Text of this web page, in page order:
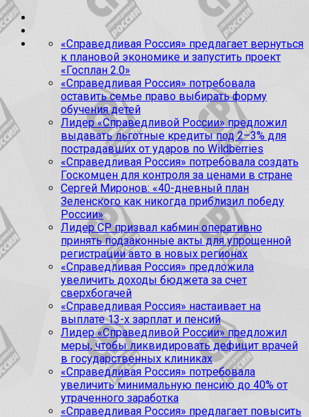
«Справедливая Россия» предлагает вернуться
к плановой экономике и запустить проект
«Госплан 2.0»
«Справедливая Россия» потребовала
оставить семье право выбирать форму
обучения детей
Лидер «Справедливой России» предложил
выдавать льготные кредиты под 2–3% для
пострадавших от ударов по Wildberries
«Справедливая Россия» потребовала создать
Госкомцен для контроля за ценами в стране
Сергей Миронов: «40-дневный план
Зеленского как никогда приблизил победу
России»
Лидер СР призвал кабмин оперативно
принять подзаконные акты для упрощенной
регистрации авто в новых регионах
«Справедливая Россия» предложила
увеличить доходы бюджета за счет
сверхбогачей
«Справедливая Россия» настаивает на
выплате 13-х зарплат и пенсий
Лидер «Справедливой России» предложил
меры, чтобы ликвидировать дефицит врачей
в государственных клиниках
«Справедливая Россия» потребовала
увеличить минимальную пенсию до 40% от
утраченного заработка
«Справедливая Россия» предлагает повысить